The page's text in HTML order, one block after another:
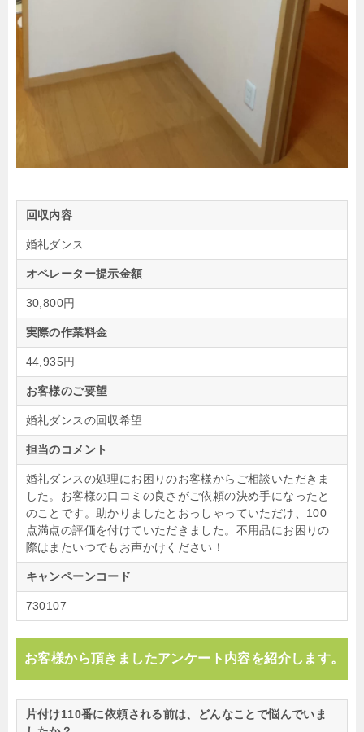
回収内容
婚礼ダンス
オペレーター提示金額
30,800円
実際の作業料金
44,935円
お客様のご要望
婚礼ダンスの回収希望
担当のコメント
婚礼ダンスの処理にお困りのお客様からご相談いただきま
した。お客様の口コミの良さがご依頼の決め手になったと
のことです。助かりましたとおっしゃっていただけ、100
点満点の評価を付けていただきました。不用品にお困りの
際はまたいつでもお声かけください！
キャンペーンコード
730107
お客様から頂きましたアンケート内容を紹介します。
片付け110番に依頼される前は、どんなことで悩んでいま